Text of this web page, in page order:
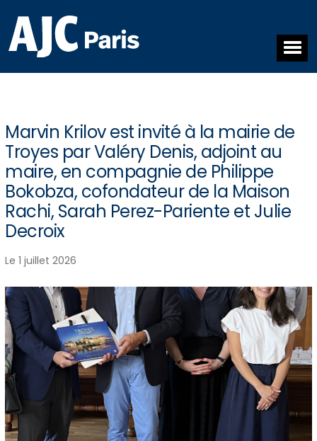
Marvin Krilov est invité à la mairie de
Troyes par Valéry Denis, adjoint au
maire, en compagnie de Philippe
Bokobza, cofondateur de la Maison
Rachi, Sarah Perez-Pariente et Julie
Decroix
Le 1 juillet 2026